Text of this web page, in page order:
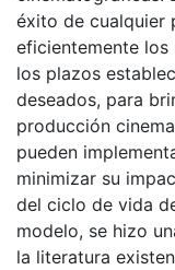
éxito de cualquier
eficientemente
los plazos
deseados, para
producción
pueden
minimizar su
del ciclo de vida
modelo, se hizo
la literatura